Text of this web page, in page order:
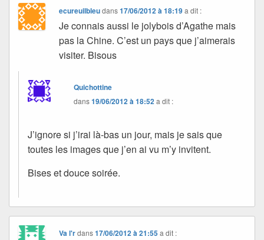
ecureuilbleudans17/06/2012 à 18:19 a dit :
Je connais aussi le jolybois d’Agathe mais
pas la Chine. C’est un pays que j’aimerais
visiter. Bisous
Quichottine
dans19/06/2012 à 18:52a dit :
J’ignore si j’irai là-bas un jour, mais je sais que
toutes les images que j’en ai vu m’y invitent.
Bises et douce soirée.
Va l'rdans17/06/2012 à 21:55 a dit :